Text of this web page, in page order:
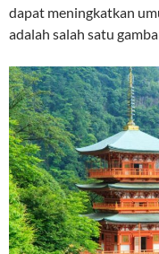
dapat meningkatkan
adalah salah satu